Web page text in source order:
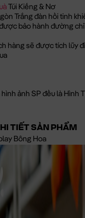
Túi Kiếng & Nơ
Trắng đàn hồi tinh
bảo hành đường
hàng sẽ được tích lũy
hình ảnh SP đều là Hình
TIẾT SẢN PHẨM
Bông Hoa